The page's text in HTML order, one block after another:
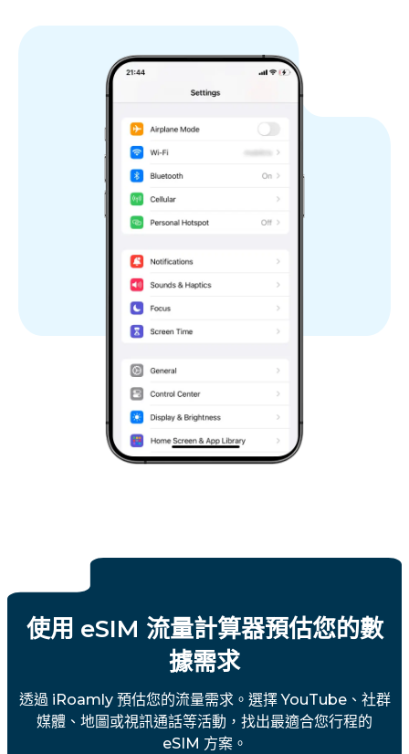
使用 eSIM 流量計算器預估您的數
據需求
透過 iRoamly 預估您的流量需求。選擇 YouTube、社群
媒體、地圖或視訊通話等活動，找出最適合您行程的
eSIM 方案。